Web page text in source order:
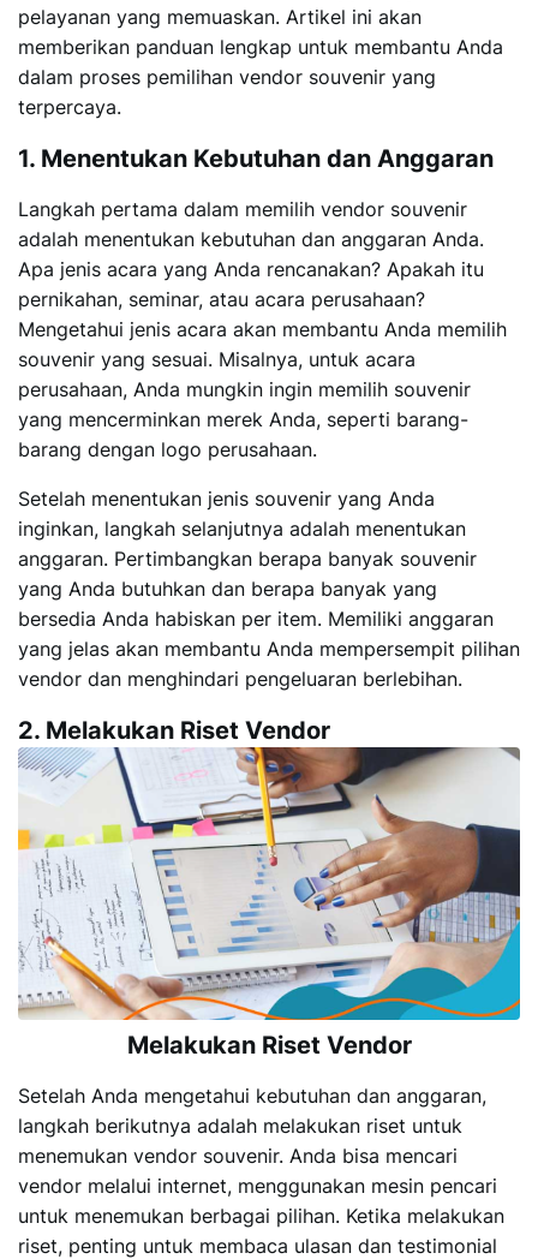
pelayanan yang memuaskan. Artikel ini akan
memberikan panduan lengkap untuk membantu Anda
dalam proses pemilihan vendor souvenir yang
terpercaya.
1. Menentukan Kebutuhan dan Anggaran
Langkah pertama dalam memilih vendor souvenir
adalah menentukan kebutuhan dan anggaran Anda.
Apa jenis acara yang Anda rencanakan? Apakah itu
pernikahan, seminar, atau acara perusahaan?
Mengetahui jenis acara akan membantu Anda memilih
souvenir yang sesuai. Misalnya, untuk acara
perusahaan, Anda mungkin ingin memilih souvenir
yang mencerminkan merek Anda, seperti barang-
barang dengan logo perusahaan.
Setelah menentukan jenis souvenir yang Anda
inginkan, langkah selanjutnya adalah menentukan
anggaran. Pertimbangkan berapa banyak souvenir
yang Anda butuhkan dan berapa banyak yang
bersedia Anda habiskan per item. Memiliki anggaran
yang jelas akan membantu Anda mempersempit pilihan
vendor dan menghindari pengeluaran berlebihan.
2. Melakukan Riset Vendor
Melakukan Riset Vendor
Setelah Anda mengetahui kebutuhan dan anggaran,
langkah berikutnya adalah melakukan riset untuk
menemukan vendor souvenir. Anda bisa mencari
vendor melalui internet, menggunakan mesin pencari
untuk menemukan berbagai pilihan. Ketika melakukan
riset, penting untuk membaca ulasan dan testimonial